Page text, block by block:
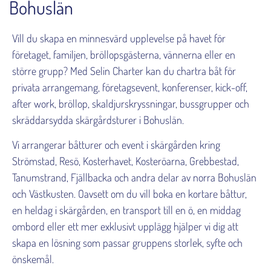
Kick Off
Läs mer
Bohuslän
Vill du skapa en minnesvärd upplevelse på havet för
företaget, familjen, bröllopsgästerna, vännerna eller en
större grupp? Med Selin Charter kan du chartra båt för
privata arrangemang, företagsevent, konferenser, kick-off,
after work, bröllop, skaldjurskryssningar, bussgrupper och
skräddarsydda skärgårdsturer i Bohuslän.
Vi arrangerar båtturer och event i skärgården kring
Strömstad, Resö, Kosterhavet, Kosteröarna, Grebbestad,
Tanumstrand, Fjällbacka och andra delar av norra Bohuslän
och Västkusten. Oavsett om du vill boka en kortare båttur,
en heldag i skärgården, en transport till en ö, en middag
ombord eller ett mer exklusivt upplägg hjälper vi dig att
skapa en lösning som passar gruppens storlek, syfte och
önskemål.